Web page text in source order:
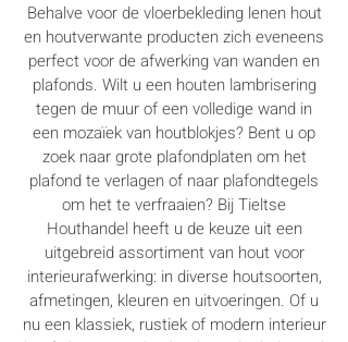
Behalve voor de vloerbekleding lenen hout
en houtverwante producten zich eveneens
perfect voor de afwerking van wanden en
plafonds. Wilt u een houten lambrisering
tegen de muur of een volledige wand in
een mozaïek van houtblokjes? Bent u op
zoek naar grote plafondplaten om het
plafond te verlagen of naar plafondtegels
om het te verfraaien? Bij Tieltse
Houthandel heeft u de keuze uit een
uitgebreid assortiment van hout voor
interieurafwerking: in diverse houtsoorten,
afmetingen, kleuren en uitvoeringen. Of u
nu een klassiek, rustiek of modern interieur